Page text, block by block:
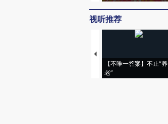
视听推荐
【不唯一答案】不止“养
老”